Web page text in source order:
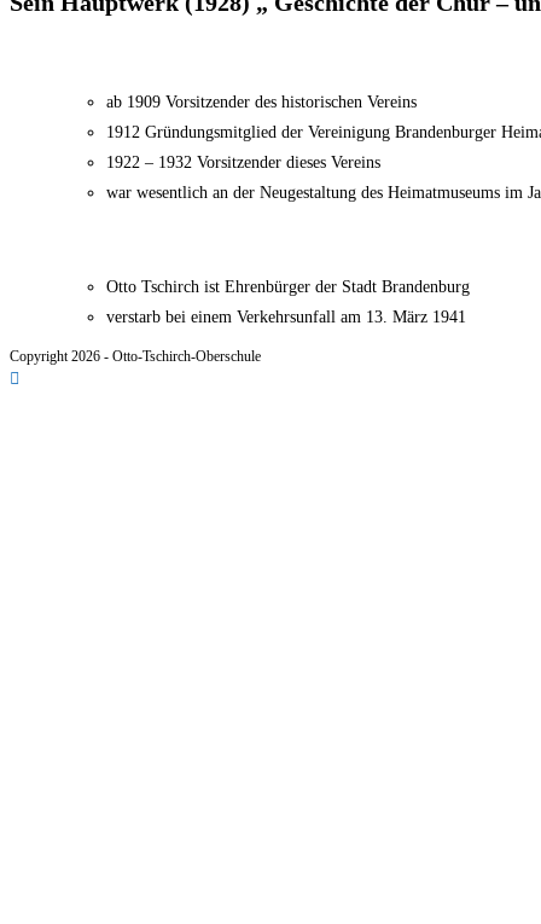
ab 1909 Vorsitzender des historischen Vereins
1912 Gründungsmitglied der Vereinigung Brandenburger
1922 – 1932 Vorsitzender dieses Vereins
war wesentlich an der Neugestaltung des Heimatmuseums im
Otto Tschirch ist Ehrenbürger der Stadt Brandenburg
verstarb bei einem Verkehrsunfall am 13. März 1941
Copyright 2026 - Otto-Tschirch-Oberschule